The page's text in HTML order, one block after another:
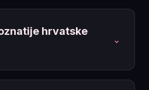
hrvatske
⌄